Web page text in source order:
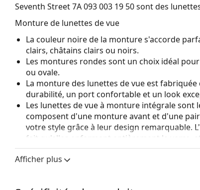
Seventh Street 7A 093 003 19 50sont des
Monture de lunettes de vue
La couleur noire de la monture s'accorde
clairs, châtains clairs ou noirs.
Les montures rondes sont un choix idéal
ou ovale.
La monture des lunettes de vue est
durabilité, un port confortable et un look
Les lunettes de vue à monture intégrale sont
composent d'une monture avant et d'une
votre style grâce à leur design remarquable.
fait qu'elles enferment entièrement le verre,
de monture convient à tous les verres, y
Les charnières à ressort permettent aux
Afficher plus